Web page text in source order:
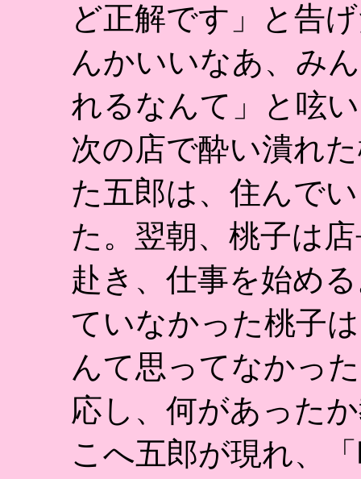
ど正解です」と告
んかいいなあ、み
れるなんて」と呟
次の店で酔い潰れ
た五郎は、住んで
た。翌朝、桃子は
赴き、仕事を始め
ていなかった桃子
んて思ってなかっ
応し、何があった
こへ五郎が現れ、